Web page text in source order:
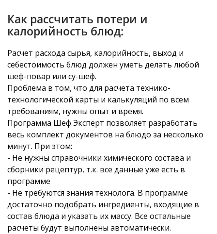
Как рассчитать потери и
калорийность блюд:
Расчет расхода сырья, калорийность, выход и
себестоимость блюд должен уметь делать любой
шеф-повар или су-шеф.
Проблема в том, что для расчета технико-
технологической карты и калькуляций по всем
требованиям, нужны опыт и время.
Программа Шеф Эксперт позволяет разработать
весь комплект документов на блюдо за несколько
минут. При этом:
- Не нужны справочники химического состава и
сборники рецептур, т.к. все данные уже есть в
программе
- Не требуются знания технолога. В программе
достаточно подобрать ингредиенты, входящие в
состав блюда и указать их массу. Все остальные
расчеты будут выполнены автоматически.